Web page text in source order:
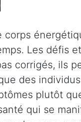
Les défis
corrigés, ils
des
plutôt
qui se